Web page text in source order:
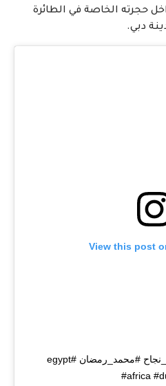
حجرته الخاصة في الطائرة
دبي.
View this post
إلى دبي 🇦🇪 #ثقة_في_الله_نجاح #محمد_رمضان #egypt
#africa